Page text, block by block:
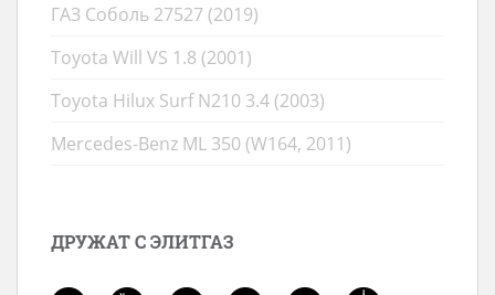
ГАЗ Соболь 27527 (2019)
Toyota Will VS 1.8 (2001)
Toyota Hilux Surf N210 3.4 (2003)
Mercedes-Benz ML 350 (W164, 2011)
ДРУЖАТ С ЭЛИТГАЗ